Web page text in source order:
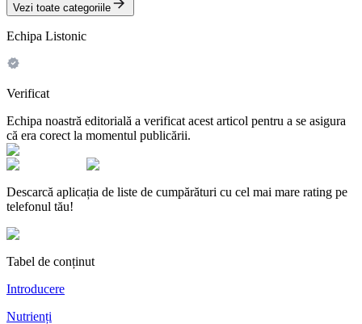
Vezi toate categoriile
Echipa Listonic
Verificat
Echipa noastră editorială a verificat acest articol pentru a se asigura
că era corect la momentul publicării.
Descarcă aplicația de liste de cumpărături cu cel mai mare rating pe
telefonul tău!
Tabel de conținut
Introducere
Nutrienți